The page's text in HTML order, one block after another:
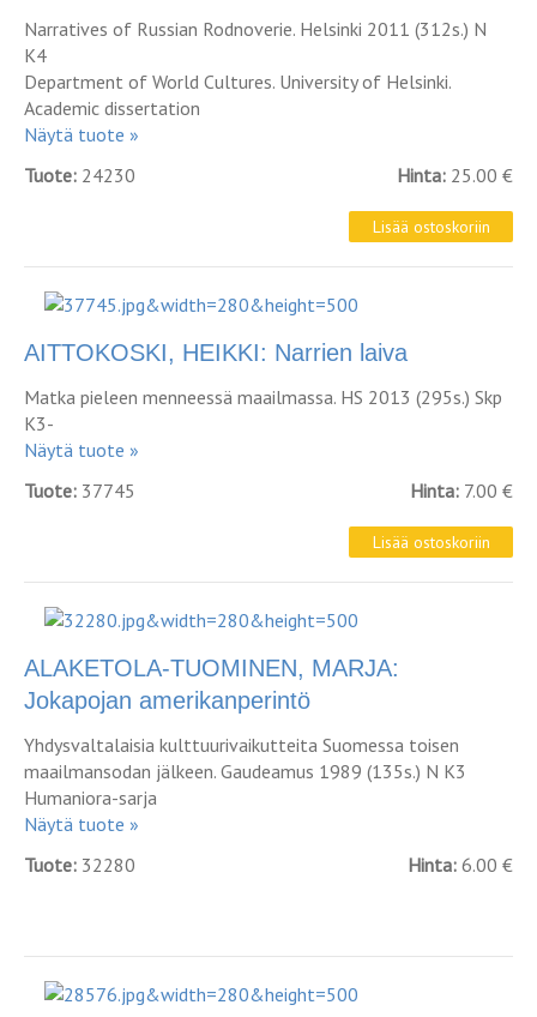
Narratives of Russian Rodnoverie. Helsinki 2011 (312s.) N
K4
Department of World Cultures. University of Helsinki.
Academic dissertation
Näytä tuote »
Tuote: 24230 Hinta: 25.00 €
AITTOKOSKI, HEIKKI: Narrien laiva
Matka pieleen menneessä maailmassa. HS 2013 (295s.) Skp
K3-
Näytä tuote »
Tuote: 37745 Hinta: 7.00 €
ALAKETOLA-TUOMINEN, MARJA:
Jokapojan amerikanperintö
Yhdysvaltalaisia kulttuurivaikutteita Suomessa toisen
maailmansodan jälkeen. Gaudeamus 1989 (135s.) N K3
Humaniora-sarja
Näytä tuote »
Tuote: 32280 Hinta: 6.00 €